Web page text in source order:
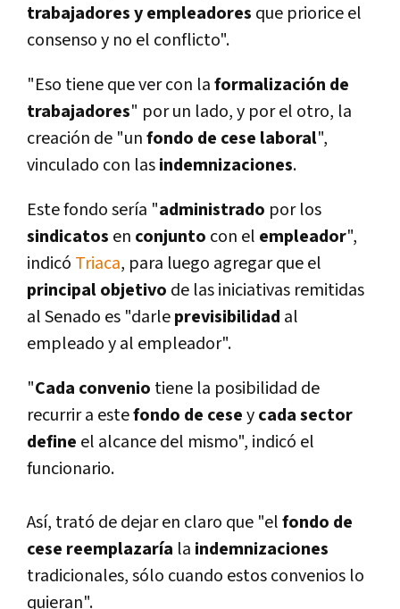
trabajadores y empleadores que priorice el
consenso y no el conflicto".
"Eso tiene que ver con laformalización de
trabajadores" por un lado, y por el otro, la
creación de "unfondo de cese laboral",
vinculado con lasindemnizaciones.
Este fondo serí­a "administrado por los
sindicatos en conjunto con el empleador",
indicó Triaca, para luego agregar que el
principal objetivo de las iniciativas remitidas
al Senado es "darleprevisibilidad al
empleado y al empleador".
"Cada convenio tiene la posibilidad de
recurrir a estefondo de ceseycada sector
define el alcance del mismo", indicó el
funcionario.
Así­, trató de dejar en claro que "elfondo de
cese reemplazarí­a la indemnizaciones
tradicionales, sólo cuando estos convenios lo
quieran".